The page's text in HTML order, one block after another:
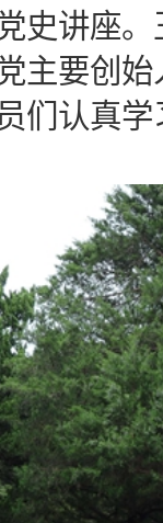
史讲座
主要创
们认真